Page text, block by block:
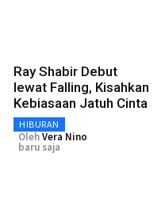
Ray Shabir Debut
lewat Falling, Kisahkan
Kebiasaan Jatuh Cinta
HIBURAN
OlehVera Nino
baru saja